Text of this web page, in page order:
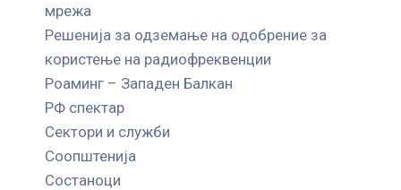
мрежа
Решенија за одземање на одобрение за
користење на радиофреквенции
Роаминг – Западен Балкан
РФ спектар
Сектори и служби
Соопштенија
Состаноци